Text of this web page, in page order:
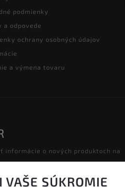
VAŠE SÚKROMIE
podmienky
a odpovede
ochrany osobných údajov
a výmena tovaru
informácie o nových produktoch na